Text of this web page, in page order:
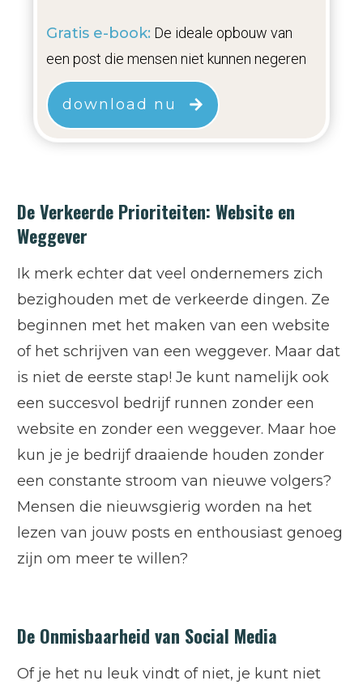
Gratis e-book: De ideale opbouw van
een post die mensen niet kunnen negeren
download nu
De Verkeerde Prioriteiten: Website en
Weggever
Ik merk echter dat veel ondernemers zich
bezighouden met de verkeerde dingen. Ze
beginnen met het maken van een website
of het schrijven van een weggever. Maar dat
is niet de eerste stap! Je kunt namelijk ook
een succesvol bedrijf runnen zonder een
website en zonder een weggever. Maar hoe
kun je je bedrijf draaiende houden zonder
een constante stroom van nieuwe volgers?
Mensen die nieuwsgierig worden na het
lezen van jouw posts en enthousiast genoeg
zijn om meer te willen?
De Onmisbaarheid van Social Media
Of je het nu leuk vindt of niet, je kunt niet